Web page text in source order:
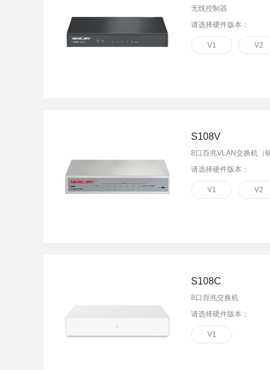
无线控制器
请选择硬件版本：
V1 V2
S108V
8口百兆VLAN交换机（
请选择硬件版本：
V1 V2
S108C
8口百兆交换机
请选择硬件版本：
V1